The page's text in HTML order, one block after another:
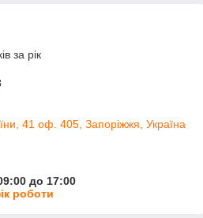
за рік
41 оф. 405, Запоріжжя, Україна
до 17:00
роботи